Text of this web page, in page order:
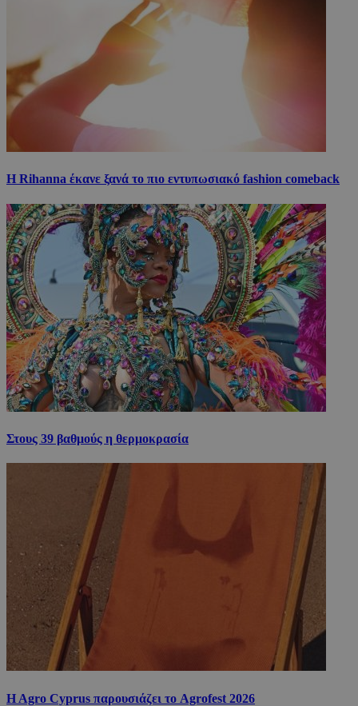
Η Rihanna έκανε ξανά το πιο εντυπωσιακό fashion comeback
Στους 39 βαθμούς η θερμοκρασία
H Agro Cyprus παρουσιάζει το Agrofest 2026